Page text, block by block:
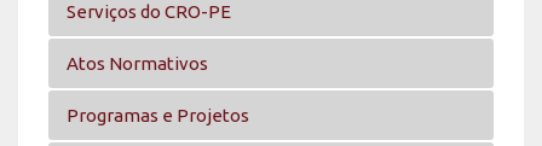
Serviços do CRO-PE
Atos Normativos
Programas e Projetos